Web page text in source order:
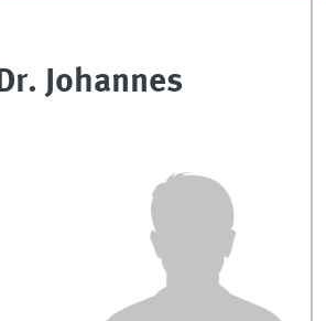
Johannes